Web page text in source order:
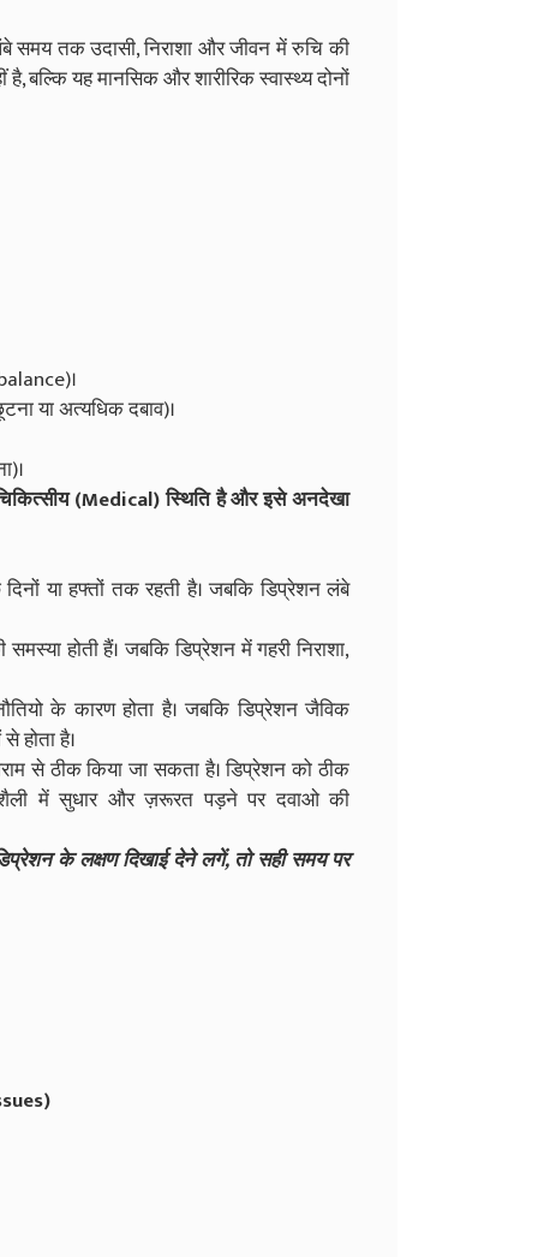
समय तक उदासी, निराशा और जीवन में रुचि की
बल्कि यह मानसिक और शारीरिक स्वास्थ्य दोनों
या अत्यधिक दबाव)।
(Medical) स्थिति है और इसे अनदेखा
या हफ्तों तक रहती है। जबकि डिप्रेशन लंबे
होती हैं। जबकि डिप्रेशन में गहरी निराशा,
के कारण होता है। जबकि डिप्रेशन जैविक
होता है।
से ठीक किया जा सकता है। डिप्रेशन को ठीक
में सुधार और ज़रूरत पड़ने पर दवाओ की
के लक्षण दिखाई देने लगें, तो सही समय पर